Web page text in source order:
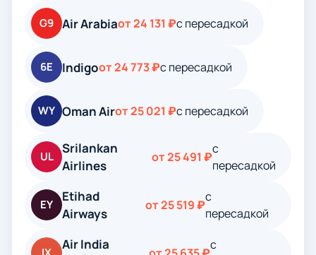
G9 Air Arabiaот 24 131 ₽с пересадкой
6E Indigoот 24 773 ₽с пересадкой
WY Oman Airот 25 021 ₽с пересадкой
UL
Srilankan
Airlines
от 25 491 ₽
с
пересадкой
EY
Etihad
Airways
от 25 519 ₽
с
пересадкой
Air India
с